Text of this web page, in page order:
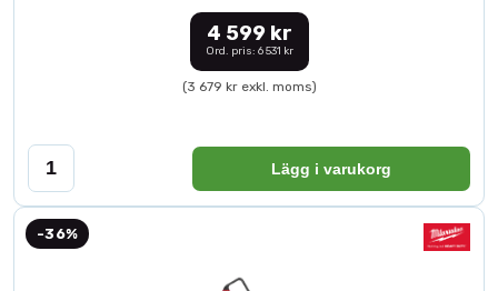
4 599 kr
Ord. pris: 6 531 kr
(3 679 kr exkl. moms)
Lägg i varukorg
-36%